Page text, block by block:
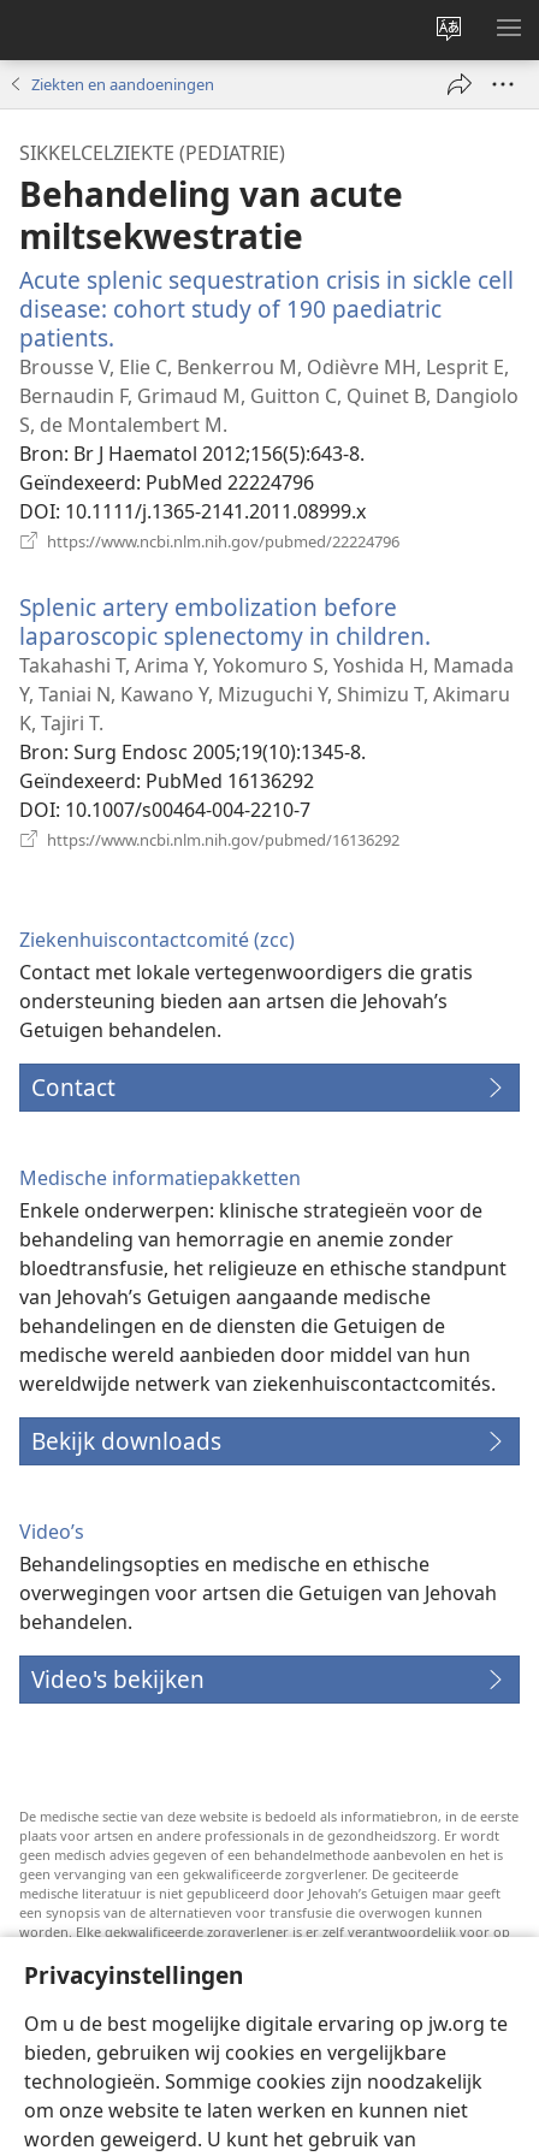
Privacyinstellingen
Om u de best mogelijke digitale ervaring op jw.org te
bieden, gebruiken wij cookies en vergelijkbare
technologieën. Sommige cookies zijn noodzakelijk
om onze website te laten werken en kunnen niet
worden geweigerd. U kunt het gebruik van
Taal
site
wijzigen
Ziekten en aandoeningen
SIKKELCELZIEKTE (PEDIATRIE)
Behandeling van acute
miltsekwestratie
Acute splenic sequestration crisis in sickle cell
disease: cohort study of 190 paediatric
patients.
nieuw
venster)
Brousse V, Elie C, Benkerrou M, Odièvre MH, Lesprit E,
Bernaudin F, Grimaud M, Guitton C, Quinet B, Dangiolo
S, de Montalembert M.
Bron‎: Br J Haematol 2012;156(5):643-8.
Geïndexeerd‎: PubMed 22224796
DOI‎: 10.1111/j.1365-2141.2011.08999.x
https://www.ncbi.nlm.nih.gov/pubmed/22224796
Splenic artery embolization before
laparoscopic splenectomy in children.
nieuw
venster)
Takahashi T, Arima Y, Yokomuro S, Yoshida H, Mamada
Y, Taniai N, Kawano Y, Mizuguchi Y, Shimizu T, Akimaru
K, Tajiri T.
Bron‎: Surg Endosc 2005;19(10):1345-8.
Geïndexeerd‎: PubMed 16136292
DOI‎: 10.1007/s00464-004-2210-7
https://www.ncbi.nlm.nih.gov/pubmed/16136292
Ziekenhuiscontactcomité (zcc)
Contact met lokale vertegenwoordigers die gratis
ondersteuning bieden aan artsen die Jehovah’s
Getuigen behandelen.
Contact
Medische informatiepakketten
Enkele onderwerpen: klinische strategieën voor de
behandeling van hemorragie en anemie zonder
bloedtransfusie, het religieuze en ethische standpunt
van Jehovah’s Getuigen aangaande medische
behandelingen en de diensten die Getuigen de
medische wereld aanbieden door middel van hun
wereldwijde netwerk van ziekenhuiscontactcomités.
Bekijk downloads
Video’s
Behandelingsopties en medische en ethische
overwegingen voor artsen die Getuigen van Jehovah
behandelen.
Video's bekijken
De medische sectie van deze website is bedoeld als informatiebron, in de eerste
plaats voor artsen en andere professionals in de gezondheidszorg. Er wordt
geen medisch advies gegeven of een behandelmethode aanbevolen en het is
geen vervanging van een gekwalificeerde zorgverlener. De geciteerde
medische literatuur is niet gepubliceerd door Jehovah’s Getuigen maar geeft
een synopsis van de alternatieven voor transfusie die overwogen kunnen
worden. Elke gekwalificeerde zorgverlener is er zelf verantwoordelijk voor op
bespreken en patiënten te helpen om keuzes te maken die passen bij hun
medische conditie en overeenstemmen met hun wensen, normen en waarden
acceptabel voor alle patiënten.
Patiënten: Raadpleeg in verband met aandoeningen of behandelingen altijd
uw huisarts of een andere gekwalificeerde medische professional. Ga naar een
dokter als u vermoedt dat u ziek bent.
Door deze website te gebruiken stemt u in met de gebruiksvoorwaarden.